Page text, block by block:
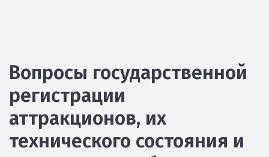
Вопросы государственной
регистрации
аттракционов, их
технического состояния и